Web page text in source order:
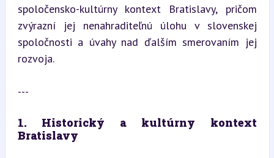
spoločensko-kultúrny kontext Bratislavy, pričom
zvýrazní jej nenahraditeľnú úlohu v slovenskej
spoločnosti a úvahy nad ďalším smerovaním jej
rozvoja.
---
1. Historický a kultúrny kontext
Bratislavy